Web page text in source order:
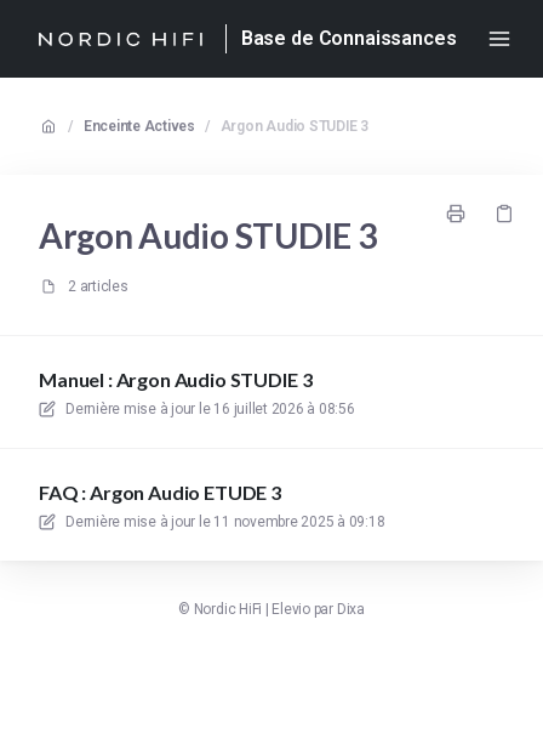
Base de Connaissances
/ Enceinte Actives / Argon Audio STUDIE 3
Argon Audio STUDIE 3
2 articles
Manuel : Argon Audio STUDIE 3
Dernière mise à jour le 16 juillet 2026 à 08:56
FAQ : Argon Audio ETUDE 3
Dernière mise à jour le 11 novembre 2025 à 09:18
© Nordic HiFi Elevio par Dixa